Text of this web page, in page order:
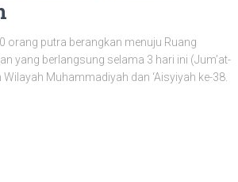
orang putra berangkan menuju Ruang
yang berlangsung selama 3 hari ini (Jum’at-
Muhammadiyah dan ‘Aisyiyah ke-38.